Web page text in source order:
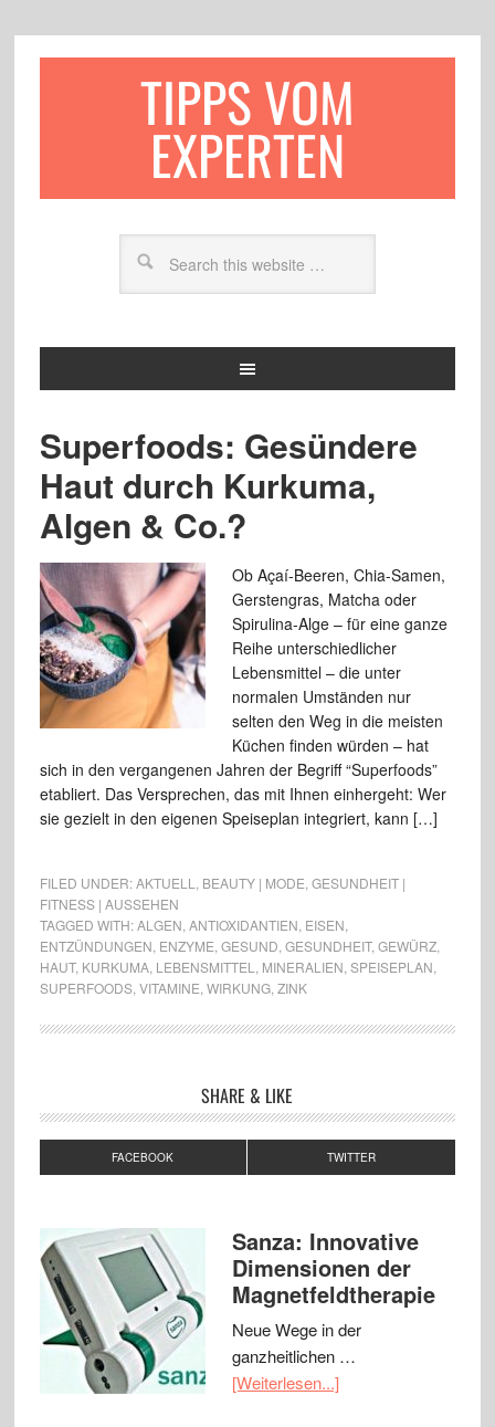
TIPPS VOM
EXPERTEN
Superfoods: Gesündere
Haut durch Kurkuma,
Algen & Co.?
Ob Açaí-Beeren, Chia-Samen,
Gerstengras, Matcha oder
Spirulina-Alge – für eine ganze
Reihe unterschiedlicher
Lebensmittel – die unter
normalen Umständen nur
selten den Weg in die meisten
Küchen finden würden – hat
sich in den vergangenen Jahren der Begriff “Superfoods”
etabliert. Das Versprechen, das mit Ihnen einhergeht: Wer
sie gezielt in den eigenen Speiseplan integriert, kann […]
FILED UNDER:AKTUELL BEAUTY | MODE GESUNDHEIT |
FITNESS | AUSSEHEN
TAGGED WITH:ALGEN ANTIOXIDANTIEN EISEN
ENTZÜNDUNGEN ENZYME GESUND GESUNDHEIT, GEWÜRZ,
HAUT, KURKUMA, LEBENSMITTEL MINERALIEN SPEISEPLAN
SUPERFOODS, VITAMINE WIRKUNG, ZINK
SHARE & LIKE
FACEBOOK TWITTER
Sanza: Innovative
Dimensionen der
Magnetfeldtherapie
Neue Wege in der
ganzheitlichen …
[Weiterlesen...]